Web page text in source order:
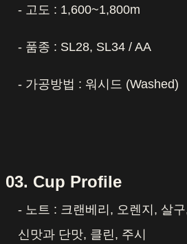
- 고도 : 1,600~1,800m
- 품종 : SL28, SL34 / AA
- 가공방법 : 워시드 (Washed)
03. Cup Profile
- 노트 : 크랜베리, 오렌지, 살
신맛과 단맛, 클린, 주시